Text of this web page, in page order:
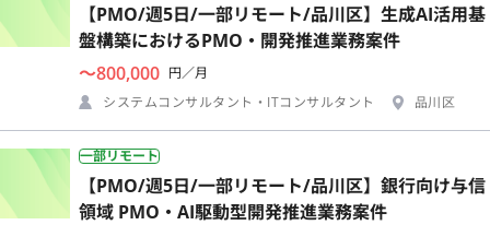
【PMO/週5日/一部リモート/品川区】生成AI活用基
盤構築におけるPMO・開発推進業務案件
〜800,000 円／月
システムコンサルタント・ITコンサルタント
品川区
一部リモート
【PMO/週5日/一部リモート/品川区】銀行向け与信
領域 PMO・AI駆動型開発推進業務案件